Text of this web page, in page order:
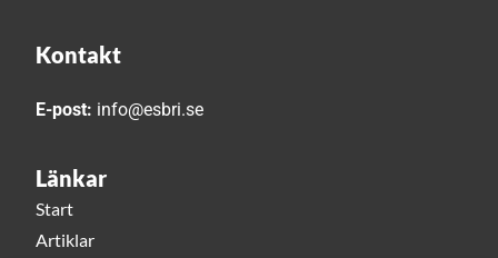
Kontakt
E-post: info@esbri.se
Länkar
Start
Artiklar